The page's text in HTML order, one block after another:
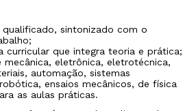
sintonizado com o
curricular que integra teoria e prática;
mecânica, eletrônica, eletrotécnica,
automação, sistemas
ensaios mecânicos, de física
as aulas práticas.